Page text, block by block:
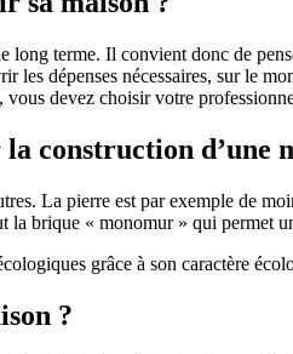
long terme. Il convient donc de
les dépenses nécessaires, sur le
devez choisir votre
construction d’une
La pierre est par exemple de
la brique « monomur » qui permet
grâce à son caractère
?